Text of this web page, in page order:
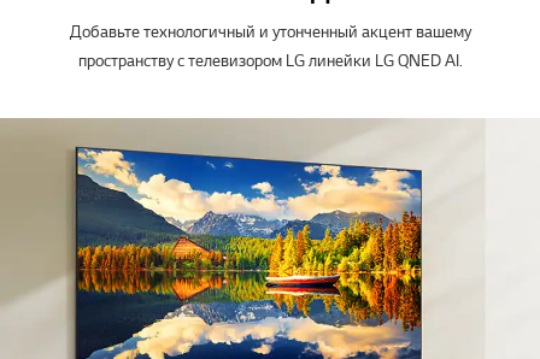
Добавьте технологичный и утонченный акцент вашему
пространству с телевизором LG линейки LG QNED AI.